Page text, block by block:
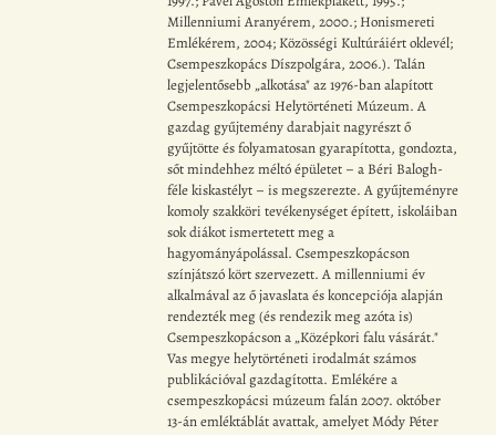
Millenniumi Aranyérem, 2000.; Honismereti
Emlékérem, 2004; Közösségi Kultúráiért oklevél;
Csempeszkopács Díszpolgára, 2006.). Talán
legjelentősebb „alkotása" az 1976-ban alapított
Csempeszkopácsi Helytörténeti Múzeum. A
gazdag gyűjtemény darabjait nagyrészt ő
gyűjtötte és folyamatosan gyarapította, gondozta,
sőt mindehhez méltó épületet – a Béri Balogh-
féle kiskastélyt – is megszerezte. A gyűjteményre
komoly szakköri tevékenységet épített, iskoláiban
sok diákot ismertetett meg a
hagyományápolással. Csempeszkopácson
színjátszó kört szervezett. A millenniumi év
alkalmával az ő javaslata és koncepciója alapján
rendezték meg (és rendezik meg azóta is)
Csempeszkopácson a „Középkori falu vásárát."
Vas megye helytörténeti irodalmát számos
publikációval gazdagította. Emlékére a
csempeszkopácsi múzeum falán 2007. október
13-án emléktáblát avattak, amelyet Módy Péter